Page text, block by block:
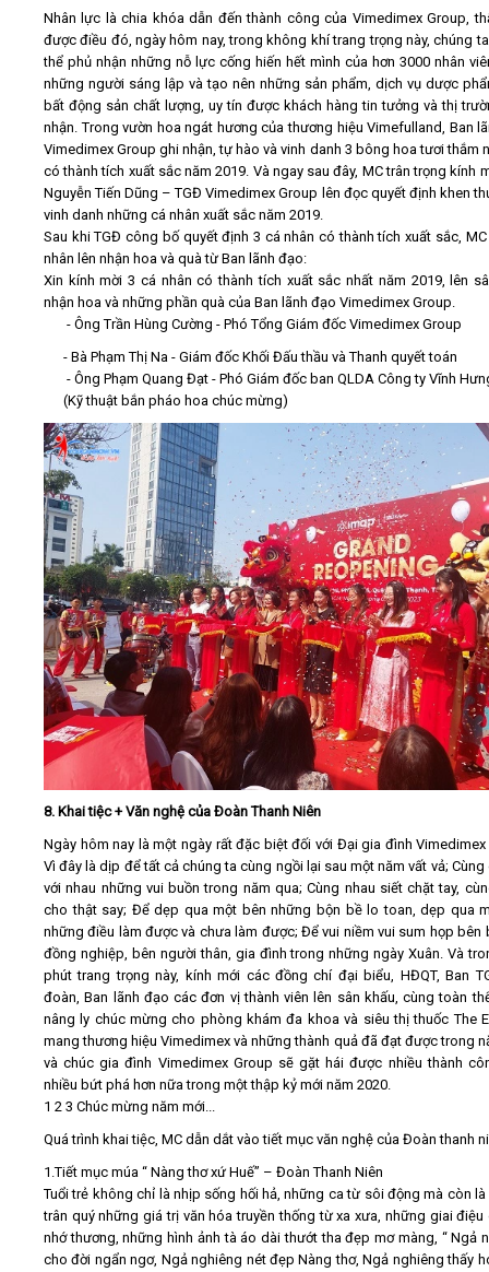
Nhân lực là chia khóa dẫn đến thành công của Vimedimex Group,
được điều đó, ngày hôm nay, trong không khí trang trọng này, chúng
thể phủ nhận những nỗ lực cống hiến hết mình của hơn 3000 nhân
những người sáng lập và tạo nên những sản phẩm, dịch vụ dược
bất động sản chất lượng, uy tín được khách hàng tin tưởng và thị
nhận. Trong vườn hoa ngát hương của thương hiệu Vimefulland, Ban
Vimedimex Group ghi nhận, tự hào và vinh danh 3 bông hoa tươi thắm
có thành tích xuất sắc năm 2019. Và ngay sau đây, MC trân trọng kính
Nguyễn Tiến Dũng – TGĐ Vimedimex Group lên đọc quyết định khen
vinh danh những cá nhân xuất sắc năm 2019.
Sau khi TGĐ công bố quyết định 3 cá nhân có thành tích xuất sắc,
nhân lên nhận hoa và quà từ Ban lãnh đạo:
Xin kính mời 3 cá nhân có thành tích xuất sắc nhất năm 2019, lên
nhận hoa và những phần quà của Ban lãnh đạo Vimedimex Group.
- Ông Trần Hùng Cường - Phó Tổng Giám đốc Vimedimex Group
- Bà Phạm Thị Na - Giám đốc Khối Đấu thầu và Thanh quyết toán
- Ông Phạm Quang Đạt - Phó Giám đốc ban QLDA Công ty Vĩnh
(Kỹ thuật bắn pháo hoa chúc mừng)
8. Khai tiệc + Văn nghệ của Đoàn Thanh Niên
Ngày hôm nay là một ngày rất đặc biệt đối với Đại gia đình Vimedimex
Vì đây là dịp để tất cả chúng ta cùng ngồi lại sau một năm vất vả; Cùng
với nhau những vui buồn trong năm qua; Cùng nhau siết chặt tay,
cho thật say; Để dẹp qua một bên những bộn bề lo toan, dẹp qua
những điều làm được và chưa làm được; Để vui niềm vui sum họp bên
đồng nghiệp, bên người thân, gia đình trong những ngày Xuân. Và
phút trang trọng này, kính mới các đồng chí đại biểu, HĐQT, Ban
đoàn, Ban lãnh đạo các đơn vị thành viên lên sân khấu, cùng toàn
nâng ly chúc mừng cho phòng khám đa khoa và siêu thị thuốc The
mang thương hiệu Vimedimex và những thành quả đã đạt được trong
và chúc gia đình Vimedimex Group sẽ gặt hái được nhiều thành
nhiều bứt phá hơn nữa trong một thập kỷ mới năm 2020.
1 2 3 Chúc mừng năm mới...
Quá trình khai tiệc, MC dẫn dắt vào tiết mục văn nghệ của Đoàn thanh
1.Tiết mục múa “ Nàng thơ xứ Huế” – Đoàn Thanh Niên
Tuổi trẻ không chỉ là nhịp sống hối hả, những ca từ sôi động mà còn
trân quý những giá trị văn hóa truyền thống từ xa xưa, những giai điệu
nhớ thương, những hình ảnh tà áo dài thướt tha đẹp mơ màng, “ Ngả
cho đời ngẩn ngơ, Ngả nghiêng nét đẹp Nàng thơ, Ngả nghiêng thấy